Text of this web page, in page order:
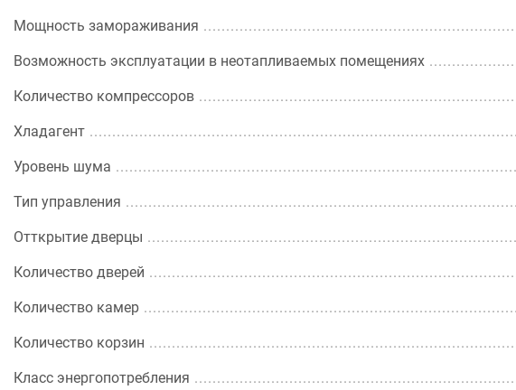
Мощность замораживания
Возможность эксплуатации в неотапливаемых помещениях
Количество компрессоров
Хладагент
Уровень шума
Тип управления
Отткрытие дверцы
Количество дверей
Количество камер
Количество корзин
Класс энергопотребления